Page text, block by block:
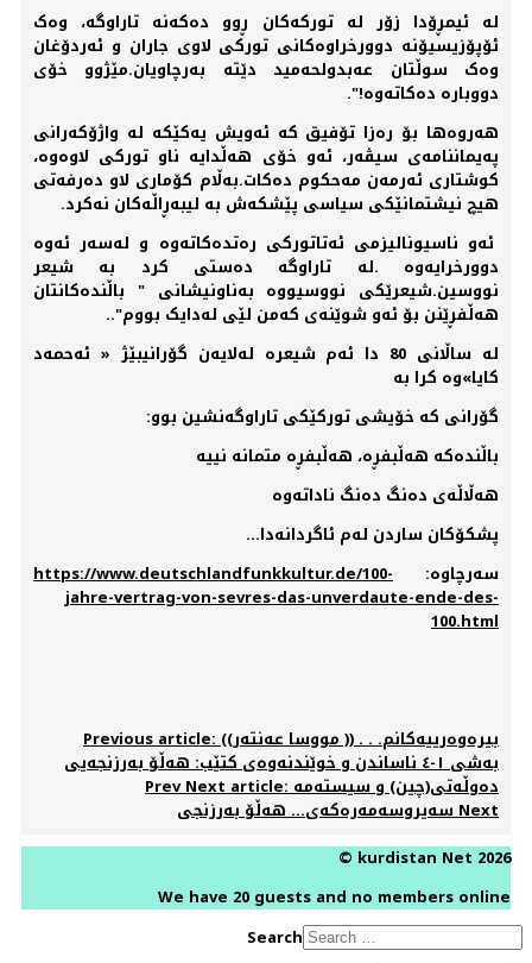
لە ئیمڕۆدا زۆر لە تورکەکان ڕوو دەکەنە تاراوگە، وەک
ئۆپۆزیسیۆنە دوورخراوەکانی تورکی لاوی جاران و ئەردۆغان
وەک سوڵتان عەبدولحەمید دێتە بەرچاویان.مێژوو خۆی
دووبارە دەکاتەوە!".
هەروەها بۆ رەزا تۆفیق کە ئەویش یەکێکە لە واژۆکەرانی
پەیماننامەی سیڤەر، ئەو خۆی ھەڵدایە ناو تورکی لاوەوە،
کوشتاری ئەرمەن مەحکوم دەکات.بەڵام کۆماری لاو دەرفەتی
ھیچ نیشتمانێکی سیاسی پێشکەش بە لیبەڕاڵەکان نەکرد.
ئەو ناسیونالیزمی ئەتاتورکی رەتدەکاتەوە و لەسەر ئەوە
دوورخرایەوە .لە تاراوگە دەستی کرد بە شیعر
نووسین.شیعرێکی نووسیووە بەناونیشانی " باڵندەکانتان
ھەڵفڕێنن بۆ ئەو شوێنەی کەمن لێی لەدایک بووم"..
لە ساڵانی 80 دا ئەم شیعرە لەلایەن گۆرانیبێژ « ئەحمەد
کایا»وە کرا بە
گۆرانی کە خۆیشی تورکێکی تاراوگەنشین بوو:
باڵندەکە ھەڵبفڕە، ھەڵبفڕە متمانە نییە
ھەڵاڵەی دەنگ دەنگ ناداتەوە
پشکۆکان ساردن لەم ئاگردانەدا...
سەرچاوە: https://www.deutschlandfunkkultur.de/100-
jahre-vertrag-von-sevres-das-unverdaute-ende-des-
100.html
Previous article: بیرەوەرییەکانم. . . (( مووسا عەنتەر))
بەشی ١-٤ ناساندن و خوێندنەوەی کتێب: هەڵۆ بەرزنجەیی
PrevNext article: دەوڵەتی(چین) و سیستەمە
سەیروسەمەرەکەی... هەڵۆ بەرزنجیNext
© kurdistan Net 2026
We have 20 guests and no members online
Search